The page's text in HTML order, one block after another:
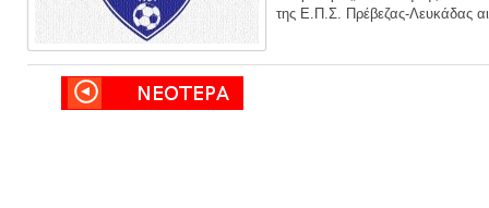
της Ε.Π.Σ. Πρέβεζας-Λευκάδας